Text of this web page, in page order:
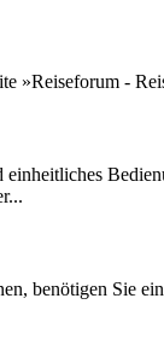
»Reiseforum -
benötigen Sie